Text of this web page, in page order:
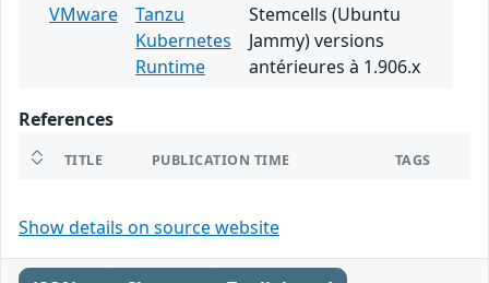
VMware
Tanzu
Kubernetes
Runtime
Stemcells (Ubuntu
Jammy) versions
antérieures à 1.906.x
References
TITLE PUBLICATION TIME TAGS
Show details on source website